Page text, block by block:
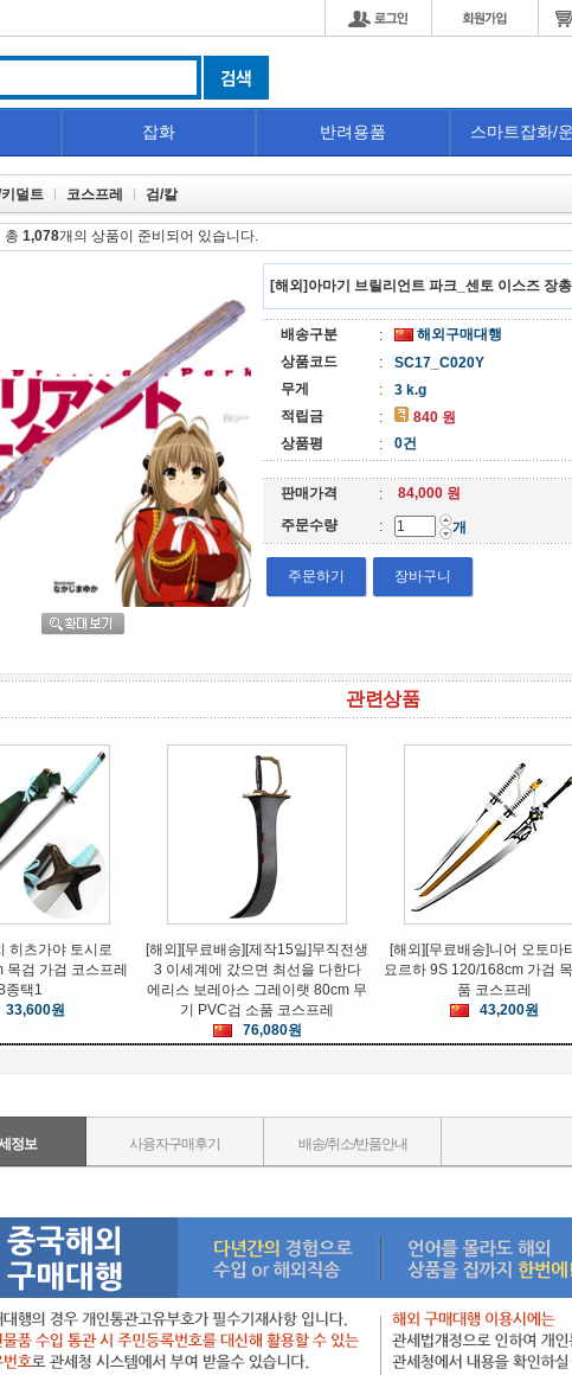
잡화 반려용품 스마트잡화/
DOMAN
토르 각종 5종택 망치 열쇠고리
키홀더(2종선택출고)
MAG
구체관절인형신발 1/3_SD
1/4_MSD 인형 운동화
[무료배송]명
덜트 코스프레 검/칼
총 1,078개의 상품이 준비되어 있습니다.
[해외]아마기 브릴리언트 파크_센토 이스즈 장총
배송구분 :
해외구매대행
상품코드
:
SC17_C020Y
무게
:
3 k.g
적립금
:
840 원
상품평
: 0건
판매가격 :
84,000 원
주문수량
: 개
주문하기 장바구니
관련상품
히츠가야 토시로
검 가검 코스프레
종택1
33,600원
[해외][무료배송][제작15일]무직전생
3 이세계에 갔으면 최선을 다한다
에리스 보레아스 그레이랫 80cm 무
기 PVC검 소품 코스프레
76,080원
[해외][무료배송]니어 오토마
요르하 9S 120/168cm 가검
품 코스프레
43,200원
정보 사용자구매후기 배송/취소/반품안내